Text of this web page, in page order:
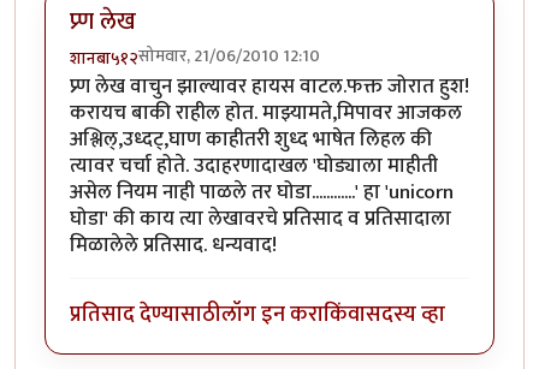
प्र्ण लेख
शानबा५१२सोमवार, 21/06/2010 12:10
प्र्ण लेख वाचुन झाल्यावर हायस वाटल.फक्त जोरात हुश!
करायच बाकी राहील होत. माझ्यामते,मिपावर आजकल
अश्लिल्,उध्दट्,घाण काहीतरी शुध्द भाषेत लिहल की
त्यावर चर्चा होते. उदाहरणादाखल 'घोड्याला माहीती
असेल नियम नाही पाळले तर घोडा............' हा 'unicorn
घोडा' की काय त्या लेखावरचे प्रतिसाद व प्रतिसादाला
मिळालेले प्रतिसाद. धन्यवाद!
प्रतिसाद देण्यासाठीलॉग इन कराकिंवासदस्य व्हा